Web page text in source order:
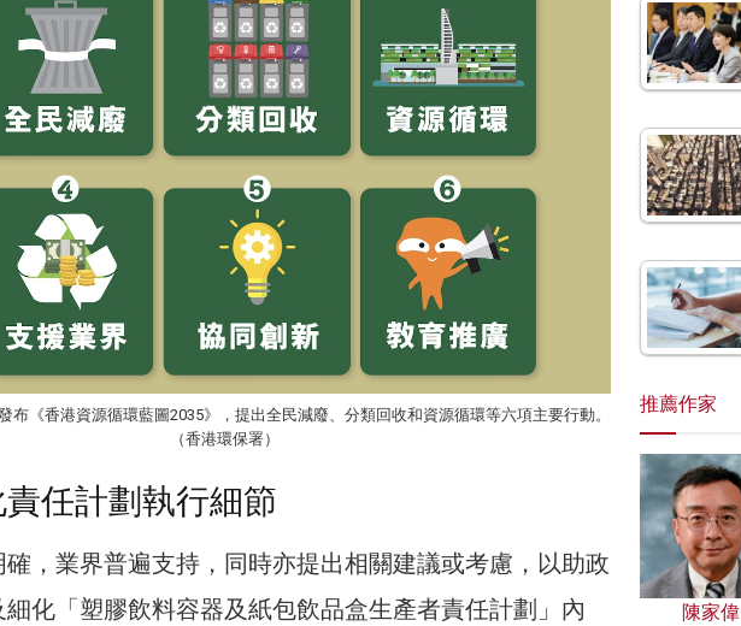
布《香港資源循環藍圖2035》，提出全民減廢、分類回收和資源循環等六項主要行動。
（香港環保署）
任計劃執行細節
，業界普遍支持，同時亦提出相關建議或考慮，以助政
化「塑膠飲料容器及紙包飲品盒生產者責任計劃」內
推薦作家
陳家偉